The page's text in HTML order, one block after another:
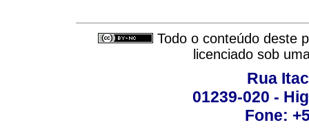
Todo o conteúdo deste
licenciado sob
Rua
01239-020 -
Fone: